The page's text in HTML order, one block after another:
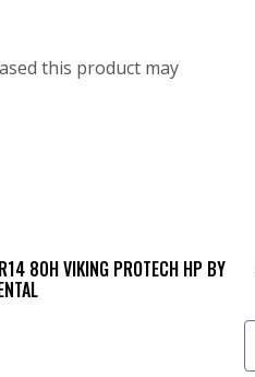
this product may
80H VIKING PROTECH HP BY